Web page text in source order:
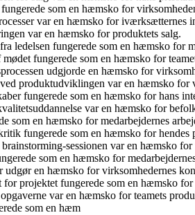
som en hæmsko for
var en hæmsko for iværksætternes
var en hæmsko for produktets salg.
ledelsen fungerede som en hæmsko for
fungerede som en hæmsko for
udgjorde en hæmsko for
produktudviklingen var en hæmsko for
fungerede som en hæmsko for hans
var en hæmsko for
som en hæmsko for medarbejdernes
fungerede som en hæmsko for hendes
sessionen var en hæmsko for
som en hæmsko for
udgør en hæmsko for virksomhedernes
for projektet fungerede som en hæmsko
var en hæmsko for teamets
som en hæm